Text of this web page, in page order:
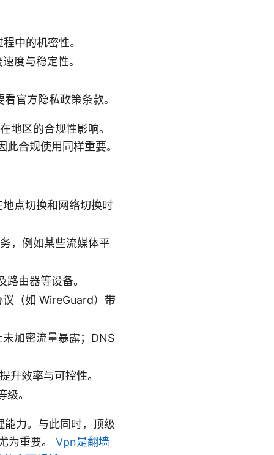
中的机密性。
度与稳定性。
官方隐私政策条款。
地区的合规性影响。
合规使用同样重要。
点切换和网络切换时
，例如某些流媒体平
由器等设备。
（如 WireGuard）带
加密流量暴露；DNS
升效率与可控性。
。
力。与此同时，顶级
为重要。 Vpn是翻墙